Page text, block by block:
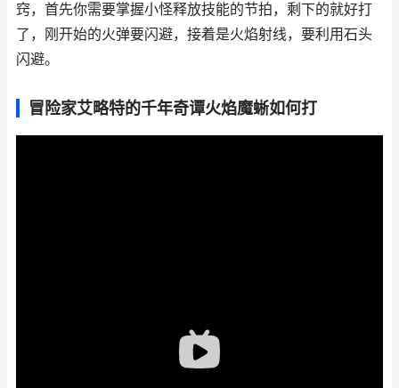
窍，首先你需要掌握小怪释放技能的节拍，剩下的就好打
了，刚开始的火弹要闪避，接着是火焰射线，要利用石头
闪避。
冒险家艾略特的千年奇谭火焰魔蜥如何打